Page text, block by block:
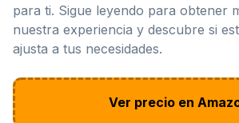
para ti. Sigue leyendo para obtener
nuestra experiencia y descubre si
ajusta a tus necesidades.
Ver precio en